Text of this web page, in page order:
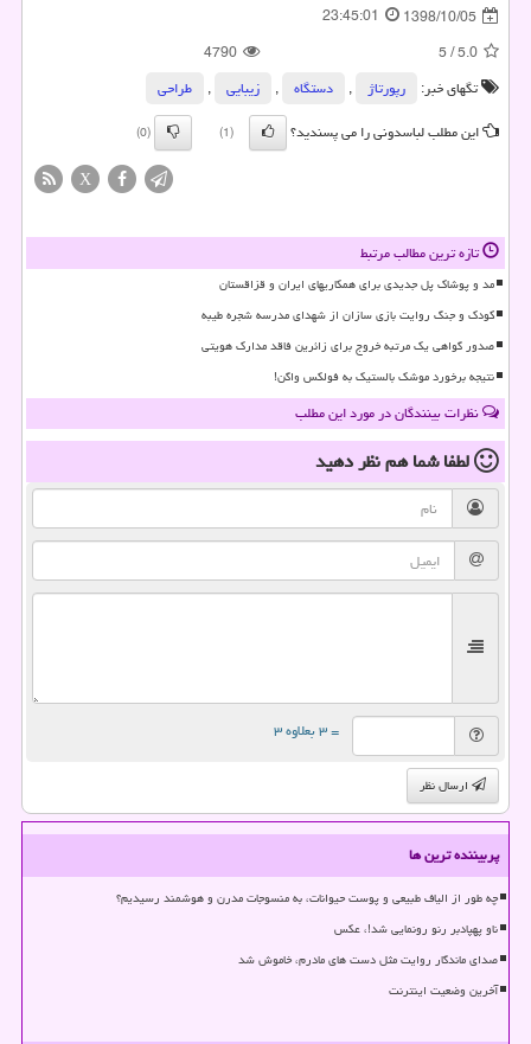
1398/10/05
23:45:01
5.0
/
5
4790
تگهای خبر:
رپورتاژ , دستگاه , زیبایی ,
طراحی
این مطلب لباسدونی را می پسندید؟
(1)
(0)
X
تازه ترین مطالب مرتبط
مد و پوشاک پل جدیدی برای همکاریهای ایران و قزاقستان
کودک و جنگ روایت بازی سازان از شهدای مدرسه شجره طیبه
صدور گواهی یک مرتبه خروج برای زائرین فاقد مدارک هویتی
نتیجه برخورد موشک بالستیک به فولکس واگن!
نظرات بینندگان در مورد این مطلب
لطفا شما همنظر دهید
= ۳ بعلاوه ۳
ارسال نظر
پربیننده ترین ها
چه طور از الیاف طبیعی و پوست حیوانات، به منسوجات مدرن و هوشمند رسیدیم؟
ناو پهپادبر رنو رونمایی شد!، عکس
صدای ماندگار روایت مثل دست های مادرم، خاموش شد
آخرین وضعیت اینترنت